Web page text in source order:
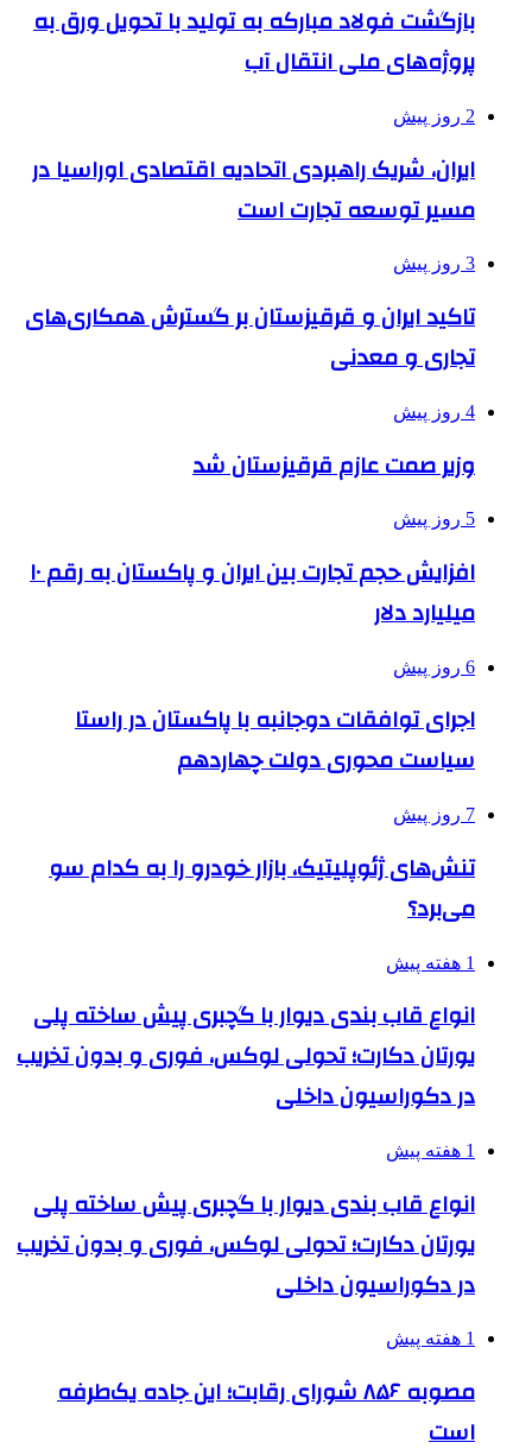
بازگشت فولاد مبارکه به تولید با تحویل ورق به
پروژه‌های ملی انتقال آب
2 روز پیش
ایران، شریک راهبردی اتحادیه اقتصادی اوراسیا در
مسیر توسعه تجارت است
3 روز پیش
تاکید ایران و قرقیزستان بر گسترش همکاری‌های
تجاری و معدنی
4 روز پیش
وزیر صمت عازم قرقیزستان شد
5 روز پیش
افزایش حجم تجارت بین ایران و پاکستان به رقم ۱۰
میلیارد دلار
6 روز پیش
اجرای توافقات دوجانبه با پاکستان در راستا
سیاست محوری دولت چهاردهم
7 روز پیش
تنش‌های ژئوپلیتیک، بازار خودرو را به کدام سو
می‌برد؟
1 هفته پیش
انواع قاب بندی دیوار با گچبری پیش ساخته پلی
یورتان دکارت؛ تحولی لوکس، فوری و بدون تخریب
در دکوراسیون داخلی
1 هفته پیش
انواع قاب بندی دیوار با گچبری پیش ساخته پلی
یورتان دکارت؛ تحولی لوکس، فوری و بدون تخریب
در دکوراسیون داخلی
1 هفته پیش
مصوبه ۸۵۶ شورای رقابت؛ این جاده یک‌طرفه
است